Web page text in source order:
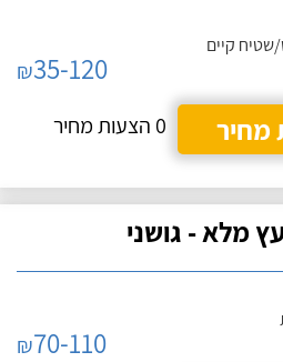
קיים
₪35-120
מחיר
0 הצעות מחיר
מלא - גושני
₪70-110